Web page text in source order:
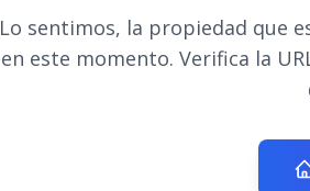
Lo sentimos, la propiedad que
en este momento. Verifica la